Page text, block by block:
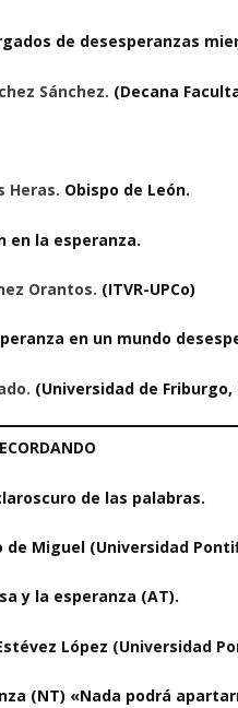
de desesperanzas
Sánchez. (Decana
Heras. Obispo de León.
en la esperanza.
Orantos. (ITVR-UPCo)
en un mundo
(Universidad de Friburgo,
de las palabras.
de Miguel (Universidad
y la esperanza (AT).
López (Universidad
(NT) «Nada podrá